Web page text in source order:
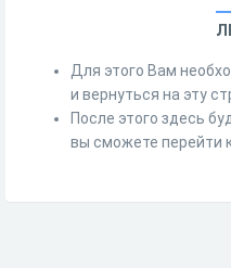
Для этого Вам
и вернуться на эту
После этого здесь
вы сможете перейти